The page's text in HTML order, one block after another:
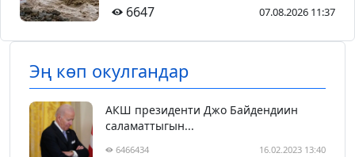
6647 07.08.2026 11:37
Эң көп окулгандар
АКШ президенти Джо Байдендиин
саламаттыгын...
6466434 16.02.2023 13:40